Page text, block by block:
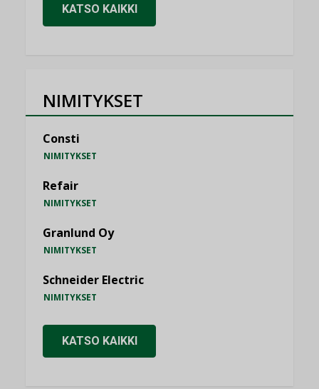
KATSO KAIKKI
NIMITYKSET
Consti
NIMITYKSET
Refair
NIMITYKSET
Granlund Oy
NIMITYKSET
Schneider Electric
NIMITYKSET
KATSO KAIKKI